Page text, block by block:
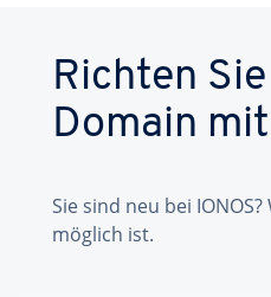
Richten
Domain
Sie sind neu bei
möglich ist.